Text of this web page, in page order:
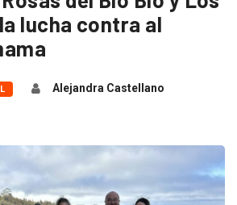
lucha contra al
Alejandra Castellano